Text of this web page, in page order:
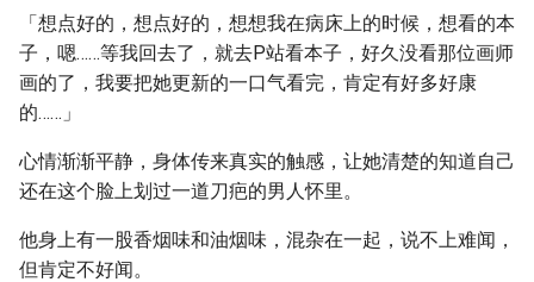
「想点好的，想点好的，想想我在病床上的时候，想看的本
子，嗯……等我回去了，就去P站看本子，好久没看那位画师
画的了，我要把她更新的一口气看完，肯定有好多好康
的……」
心情渐渐平静，身体传来真实的触感，让她清楚的知道自己
还在这个脸上划过一道刀疤的男人怀里。
他身上有一股香烟味和油烟味，混杂在一起，说不上难闻，
但肯定不好闻。